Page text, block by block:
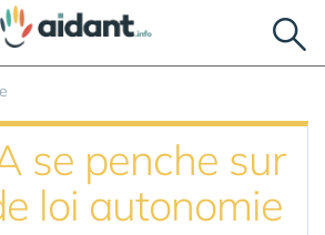
se penche sur
loi autonomie
des cookies